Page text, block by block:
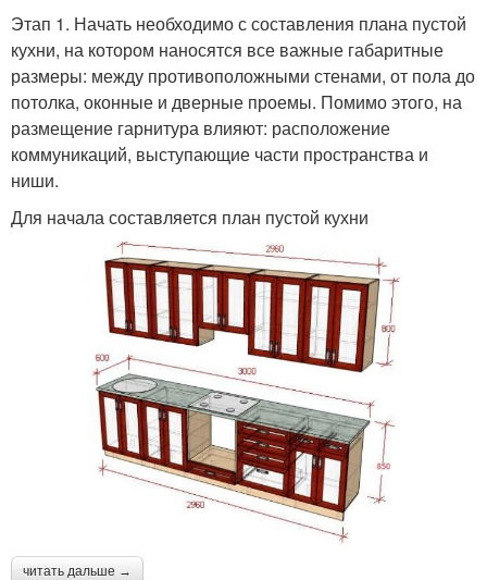
Этап 1. Начать необходимо с составления плана пустой
кухни, на котором наносятся все важные габаритные
размеры: между противоположными стенами, от пола до
потолка, оконные и дверные проемы. Помимо этого, на
размещение гарнитура влияют: расположение
коммуникаций, выступающие части пространства и
ниши.
Для начала составляется план пустой кухни
читать дальше →